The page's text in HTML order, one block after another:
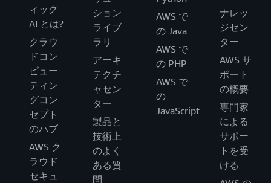
ィック
AI とは?
クラウ
ドコン
ピュー
ティン
グコン
セプト
のハブ
AWS ク
ラウド
セキュ
ション
ライブ
ラリ
アーキ
テクチ
ャセン
ター
製品と
技術上
のよく
ある質
問
AWS で
の Java
AWS で
の PHP
AWS で
の
JavaScript
ナレッ
ジセン
ター
AWS サ
ポート
の概要
専門家
による
サポー
トを受
ける